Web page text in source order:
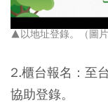
▲以地址登錄。（圖
2.櫃台報名：至
協助登錄。